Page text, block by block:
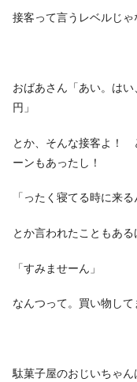
接客って言うレベルじゃ
おばあさん「あい。は
円」
とか、そんな接客よ！
ーンもあったし！
「ったく寝てる時に来
とか言われたこともある
「すみませーん」
なんつって。買い物し
駄菓子屋のおじいちゃん